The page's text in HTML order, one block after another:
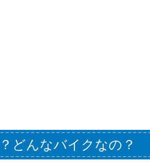
どんなバイクなの？